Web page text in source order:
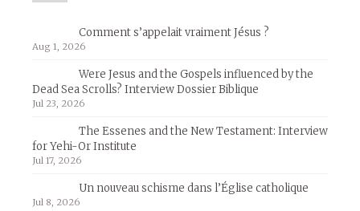
Comment s’appelait vraiment Jésus ?
Aug 1, 2026
Were Jesus and the Gospels influenced by the
Dead Sea Scrolls? Interview Dossier Biblique
Jul 23, 2026
The Essenes and the New Testament: Interview
for Yehi-Or Institute
Jul 17, 2026
Un nouveau schisme dans l’Église catholique
Jul 8, 2026